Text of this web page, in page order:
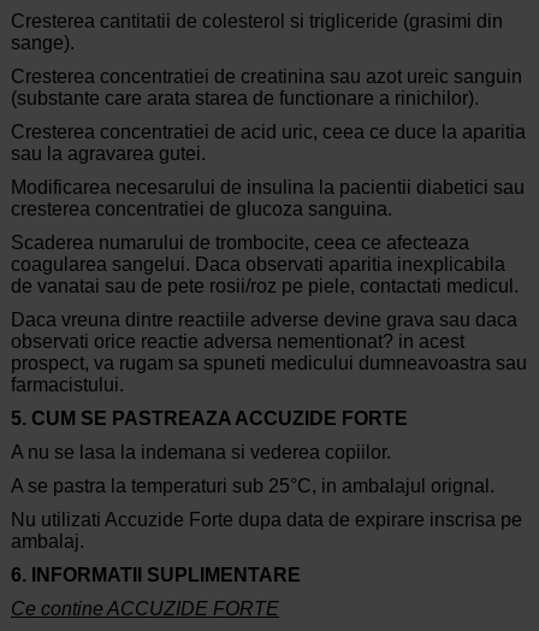
Cresterea cantitatii de colesterol si trigliceride (grasimi din
sange).
Cresterea concentratiei de creatinina sau azot ureic sanguin
(substante care arata starea de functionare a rinichilor).
Cresterea concentratiei de acid uric, ceea ce duce la aparitia
sau la agravarea gutei.
Modificarea necesarului de insulina la pacientii diabetici sau
cresterea concentratiei de glucoza sanguina.
Scaderea numarului de trombocite, ceea ce afecteaza
coagularea sangelui. Daca observati aparitia inexplicabila
de vanatai sau de pete rosii/roz pe piele, contactati medicul.
Daca vreuna dintre reactiile adverse devine grava sau daca
observati orice reactie adversa nementionat? in acest
prospect, va rugam sa spuneti medicului dumneavoastra sau
farmacistului.
5. CUM SE PASTREAZA ACCUZIDE FORTE
A nu se lasa la indemana si vederea copiilor.
A se pastra la temperaturi sub 25°C, in ambalajul orignal.
Nu utilizati Accuzide Forte dupa data de expirare inscrisa pe
ambalaj.
6. INFORMATII SUPLIMENTARE
Ce contine ACCUZIDE FORTE